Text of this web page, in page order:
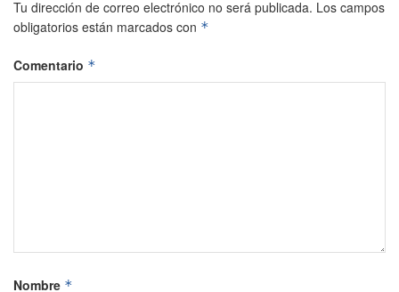
Tu dirección de correo electrónico no será publicada. Los campos
obligatorios están marcados con *
Comentario *
Nombre *